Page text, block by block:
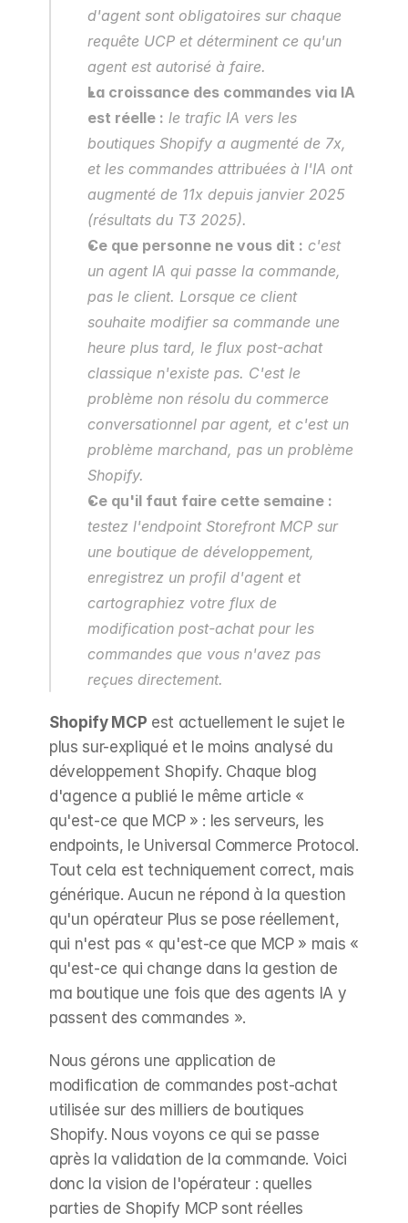
d'agent sont obligatoires sur chaque
requête UCP et déterminent ce qu'un
agent est autorisé à faire.
La croissance des commandes via IA
est réelle : le trafic IA vers les
boutiques Shopify a augmenté de 7x,
et les commandes attribuées à l'IA ont
augmenté de 11x depuis janvier 2025
(résultats du T3 2025).
Ce que personne ne vous dit : c'est
un agent IA qui passe la commande,
pas le client. Lorsque ce client
souhaite modifier sa commande une
heure plus tard, le flux post-achat
classique n'existe pas. C'est le
problème non résolu du commerce
conversationnel par agent, et c'est un
problème marchand, pas un problème
Shopify.
Ce qu'il faut faire cette semaine :
testez l'endpoint Storefront MCP sur
une boutique de développement,
enregistrez un profil d'agent et
cartographiez votre flux de
modification post-achat pour les
commandes que vous n'avez pas
reçues directement.
Shopify MCP est actuellement le sujet le
plus sur-expliqué et le moins analysé du
développement Shopify. Chaque blog
d'agence a publié le même article «
qu'est-ce que MCP » : les serveurs, les
endpoints, le Universal Commerce Protocol.
Tout cela est techniquement correct, mais
générique. Aucun ne répond à la question
qu'un opérateur Plus se pose réellement,
qui n'est pas « qu'est-ce que MCP » mais «
qu'est-ce qui change dans la gestion de
ma boutique une fois que des agents IA y
passent des commandes ».
Nous gérons une application de
modification de commandes post-achat
utilisée sur des milliers de boutiques
Shopify. Nous voyons ce qui se passe
après la validation de la commande. Voici
donc la vision de l'opérateur : quelles
parties de Shopify MCP sont réelles